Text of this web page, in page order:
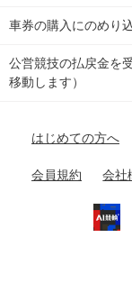
チャリロトプラザ
関
東
小田原競輪場
名古屋競輪場
富山競輪場
福井競輪場
Perfecta Navi
netkeirin
車券の購入にのめり
公営競技の払戻金を
移動します）
はじめての方へ
会員規約 会社